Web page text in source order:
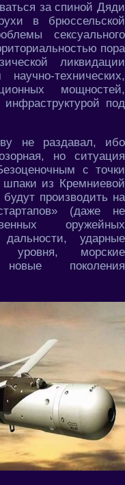
за спиной Дяди
в брюссельской
сексуального
пора
ликвидации
технических,
мощностей,
под
не раздавал, ибо
но ситуация
с точки
шпаки из Кремниевой
производить на
(даже не
оружейных
ударные
уровня, морские
поколения